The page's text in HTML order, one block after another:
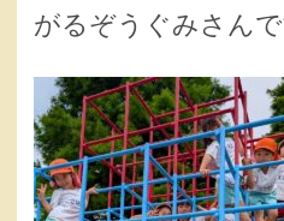
がるぞうぐみさん